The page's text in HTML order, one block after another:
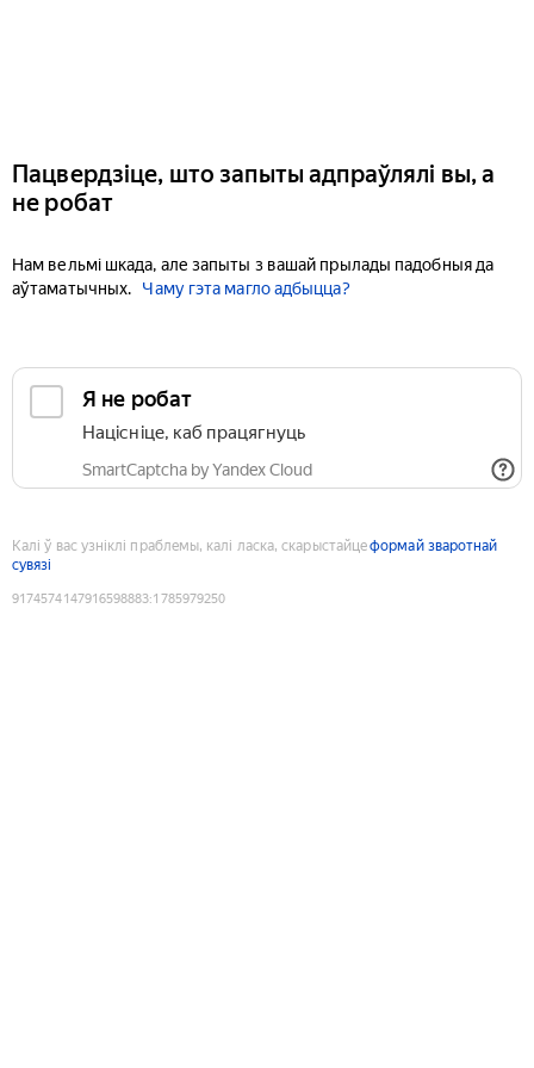
Пацвердзіце, што запыты адпраўлялі вы, а
не робат
Нам вельмі шкада, але запыты з вашай прылады падобныя да
аўтаматычных.
Чаму гэта магло адбыцца?
Я не робат
Націсніце, каб працягнуць
SmartCaptcha by Yandex Cloud
Калі ў вас узніклі праблемы, калі ласка, скарыстайцеформай зваротнай
сувязі
9174574147916598883:1785979250